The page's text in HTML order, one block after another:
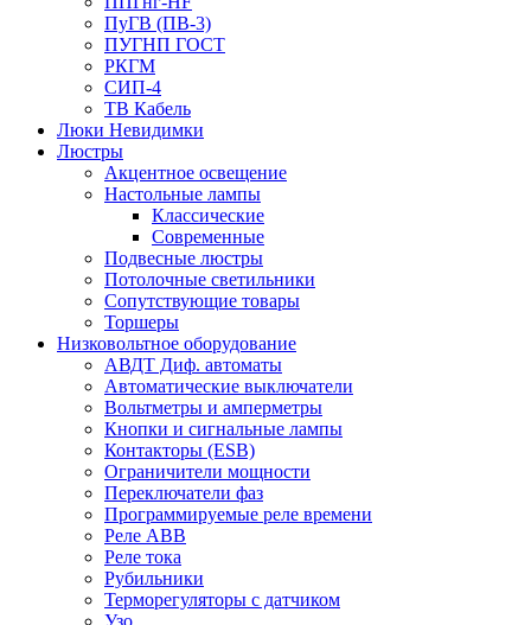
ПуГВ (ПВ-3)
ПУГНП ГОСТ
РКГМ
СИП-4
ТВ Кабель
Люки Невидимки
Люстры
Акцентное освещение
Настольные лампы
Классические
Современные
Подвесные люстры
Потолочные светильники
Сопутствующие товары
Торшеры
Низковольтное оборудование
АВДT Диф. автоматы
Автоматические выключатели
Вольтметры и амперметры
Кнопки и сигнальные лампы
Контакторы (ESB)
Ограничители мощности
Переключатели фаз
Программируемые реле времени
Реле ABB
Реле тока
Рубильники
Терморегуляторы с датчиком
Узо